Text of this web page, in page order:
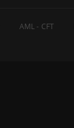
AML - CFT